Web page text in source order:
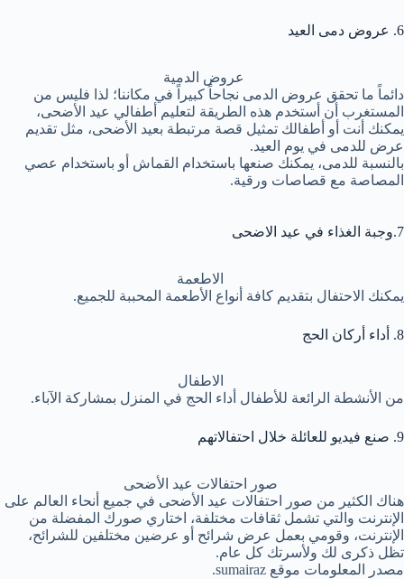
6. عروض دمى العيد
عروض الدمية
دائماً ما تحقق عروض الدمى نجاحاً كبيراً في مكاننا؛ لذا فليس من
المستغرب أن أستخدم هذه الطريقة لتعليم أطفالي عيد الأضحى،
يمكنك أنت أو أطفالك تمثيل قصة مرتبطة بعيد الأضحى، مثل تقديم
عرض للدمى في يوم العيد.
بالنسبة للدمى، يمكنك صنعها باستخدام القماش أو باستخدام عصي
المصاصة مع قصاصات ورقية.
7.وجبة الغذاء في عيد الاضحى
الاطعمة
يمكنك الاحتفال بتقديم كافة أنواع الأطعمة المحببة للجميع.
8. أداء أركان الحج
الاطفال
من الأنشطة الرائعة للأطفال أداء الحج في المنزل بمشاركة الآباء.
9. صنع فيديو للعائلة خلال احتفالاتهم
صور احتفالات عيد الأضحى
هناك الكثير من صور احتفالات عيد الأضحى في جميع أنحاء العالم على
الإنترنت والتي تشمل ثقافات مختلفة، اختاري صورك المفضلة من
الإنترنت، وقومي بعمل عرض شرائح أو عرضين مختلفين للشرائح،
تظل ذكرى لك ولأسرتك كل عام.
مصدر المعلومات موقع sumairaz.